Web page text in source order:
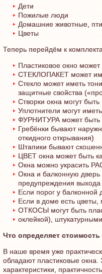
Дети
Пожилые люди
Домашние животные,
Цветы
Теперь перейдём к
Пластиковое окно
СТЕКЛОПАКЕТ может
Стекло может иметь
защитные свойства
Створки окна могут
Уплотнители могут
ФУРНИТУРА может быть
Гребёнки бывают
откидного открывания)
Штапики бывают
ЦВЕТ окна может быть
Окна можно украсить
Окна и балконную
предупреждения
Если порог у балконной
Если в доме есть цветы,
ОТКОСЫ могут быть
оклейкой), штукатурными.
Что определяет
В наше время уже
обладают пластиковые окна.
характеристики,